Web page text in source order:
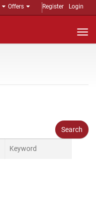
Offers Register Login